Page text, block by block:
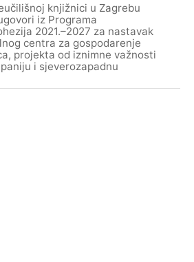
knjižnici u Zagrebu
iz Programa
2021.–2027 za nastavak
centra za gospodarenje
projekta od iznimne važnosti
i sjeverozapadnu